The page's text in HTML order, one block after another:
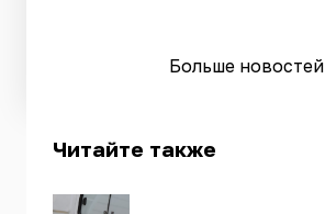
Больше новостей
Читайте также